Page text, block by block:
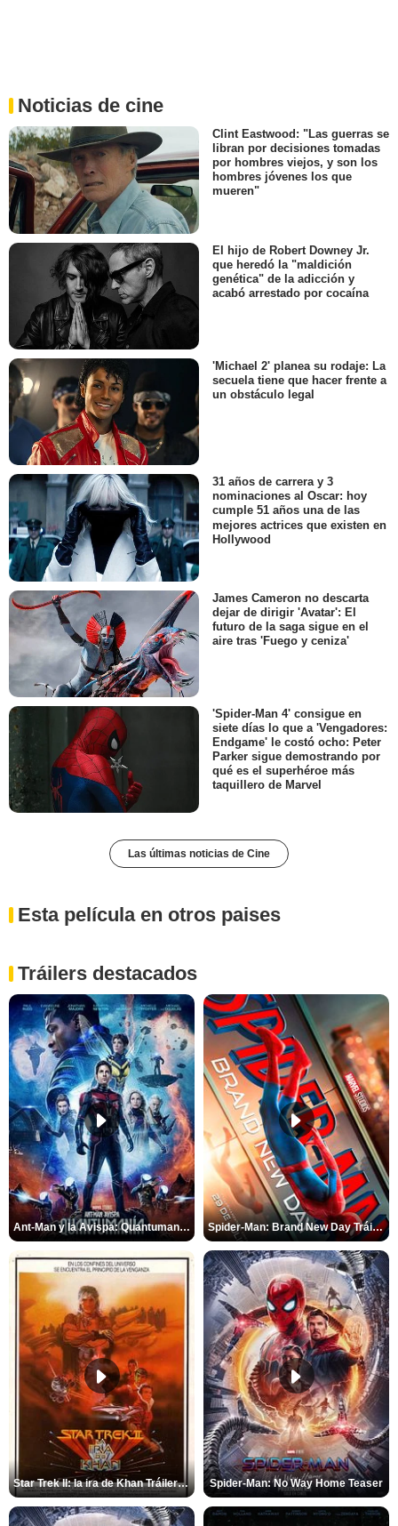
Noticias de cine
Clint Eastwood: "Las guerras se
libran por decisiones tomadas
por hombres viejos, y son los
hombres jóvenes los que
mueren"
El hijo de Robert Downey Jr.
que heredó la "maldición
genética" de la adicción y
acabó arrestado por cocaína
'Michael 2' planea su rodaje: La
secuela tiene que hacer frente a
un obstáculo legal
31 años de carrera y 3
nominaciones al Oscar: hoy
cumple 51 años una de las
mejores actrices que existen en
Hollywood
James Cameron no descarta
dejar de dirigir 'Avatar': El
futuro de la saga sigue en el
aire tras 'Fuego y ceniza'
'Spider-Man 4' consigue en
siete días lo que a 'Vengadores:
Endgame' le costó ocho: Peter
Parker sigue demostrando por
qué es el superhéroe más
taquillero de Marvel
Las últimas noticias de Cine
Esta película en otros paises
Tráilers destacados
Ant-Man y la Avispa: Quantumanía Tráiler (2) Spider-Man: Brand New Day Tráiler (3)
Star Trek II: la ira de Khan Tráiler VO Spider-Man: No Way Home Teaser